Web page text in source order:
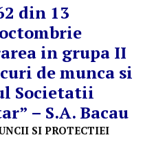
din 13
in grupa II
de munca si
Societatii
– S.A. Bacau
SI PROTECTIEI